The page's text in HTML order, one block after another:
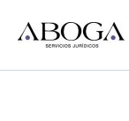
contenido